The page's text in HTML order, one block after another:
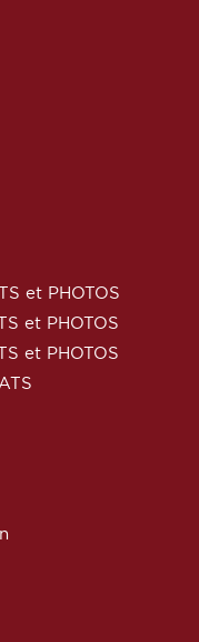
et PHOTOS
et PHOTOS
et PHOTOS